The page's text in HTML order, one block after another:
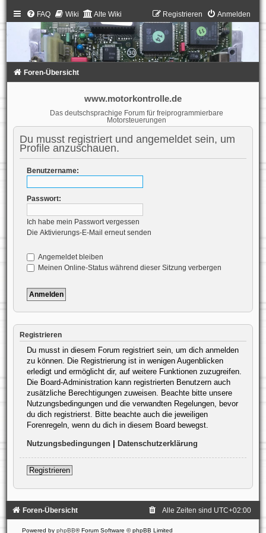
FAQ Wiki Alte Wiki Anmelden
Registrieren
Foren-Übersicht
www.motorkontrolle.de
Das deutschsprachige Forum für freiprogrammierbare
Motorsteuerungen
Du musst registriert und angemeldet sein, um
Profile anzuschauen.
Benutzername:
Passwort:
Ich habe mein Passwort vergessen
Die Aktivierungs-E-Mail erneut senden
Angemeldet bleiben
Meinen Online-Status während dieser Sitzung verbergen
Registrieren
Du musst in diesem Forum registriert sein, um dich anmelden
zu können. Die Registrierung ist in wenigen Augenblicken
erledigt und ermöglicht dir, auf weitere Funktionen zuzugreifen.
Die Board-Administration kann registrierten Benutzern auch
zusätzliche Berechtigungen zuweisen. Beachte bitte unsere
Nutzungsbedingungen und die verwandten Regelungen, bevor
du dich registrierst. Bitte beachte auch die jeweiligen
Forenregeln, wenn du dich in diesem Board bewegst.
Nutzungsbedingungen| Datenschutzerklärung
Registrieren
Foren-Übersicht Alle Zeiten sind UTC+02:00
Powered by phpBB® Forum Software © phpBB Limited